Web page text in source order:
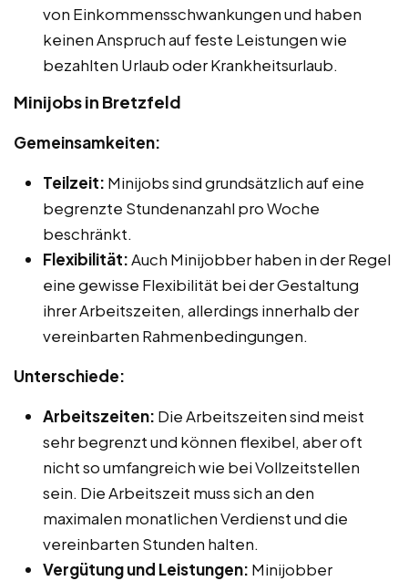
von Einkommensschwankungen und haben
keinen Anspruch auf feste Leistungen wie
bezahlten Urlaub oder Krankheitsurlaub.
Minijobs in Bretzfeld
Gemeinsamkeiten:
Teilzeit: Minijobs sind grundsätzlich auf eine
begrenzte Stundenanzahl pro Woche
beschränkt.
Flexibilität:Auch Minijobber haben in der Regel
eine gewisse Flexibilität bei der Gestaltung
ihrer Arbeitszeiten, allerdings innerhalb der
vereinbarten Rahmenbedingungen.
Unterschiede:
Arbeitszeiten: Die Arbeitszeiten sind meist
sehr begrenzt und können flexibel, aber oft
nicht so umfangreich wie bei Vollzeitstellen
sein. Die Arbeitszeit muss sich an den
maximalen monatlichen Verdienst und die
vereinbarten Stunden halten.
Vergütung und Leistungen: Minijobber